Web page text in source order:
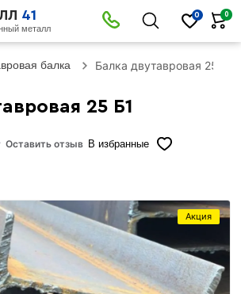
41
металл
0 0
балка Балка двутавровая 25 Б1
25 Б1
Оставить отзыв В избранные
Акция